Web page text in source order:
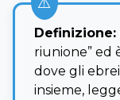
Definizione:
riunione” ed
dove gli
insieme,